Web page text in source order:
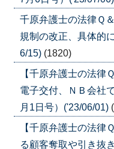
千原弁護士の法律
規制の改正、具体的
6/15) (1820)
【千原弁護士の法
電子交付、ＮＢ会社
月1日号）('23/06/01)
【千原弁護士の法
る顧客奪取や引き抜